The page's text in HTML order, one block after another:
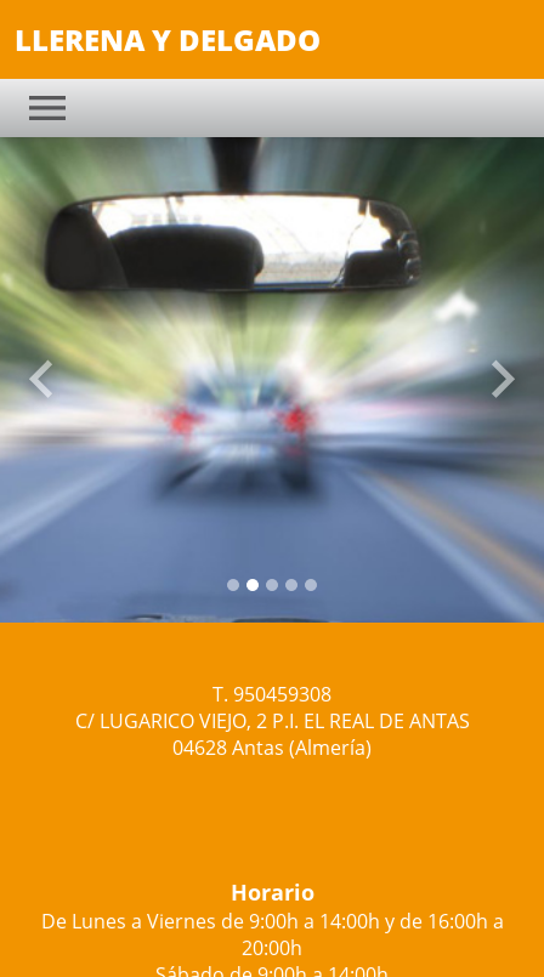
LLERENA Y DELGADO
Anterior
T. 950459308
C/ LUGARICO VIEJO, 2 P.I. EL REAL DE ANTAS
04628 Antas (Almería)
Horario
De Lunes a Viernes de 9:00h a 14:00h y de 16:00h a
20:00h